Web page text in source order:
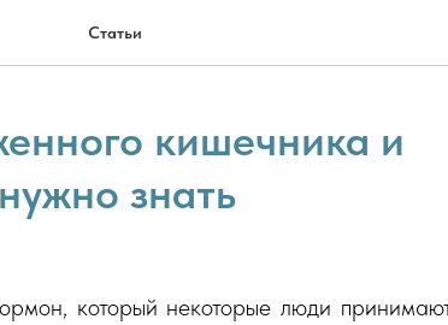
Статьи
кишечника и
знать
который некоторые люди